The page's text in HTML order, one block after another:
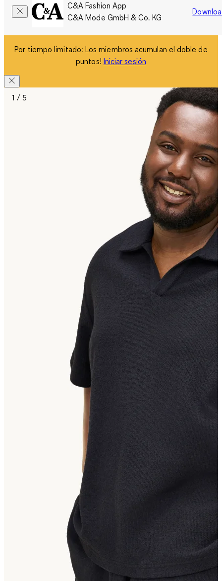
C&A Fashion App
C&A Mode GmbH & Co. KG
Por tiempo limitado: Los miembros acumulan el doble de
puntos! Iniciar sesión
1 / 5